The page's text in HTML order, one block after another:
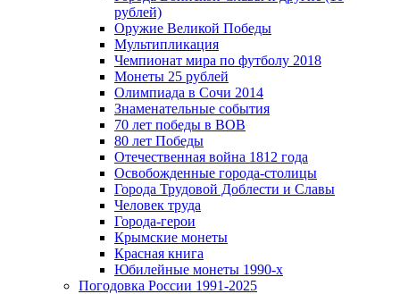
рублей)
Оружие Великой Победы
Мультипликация
Чемпионат мира по футболу 2018
Монеты 25 рублей
Олимпиада в Сочи 2014
Знаменательные события
70 лет победы в ВОВ
80 лет Победы
Отечественная война 1812 года
Освобожденные города-столицы
Города Трудовой Доблести и Славы
Человек труда
Города-герои
Крымские монеты
Красная книга
Юбилейные монеты 1990-х
Погодовка России 1991-2025